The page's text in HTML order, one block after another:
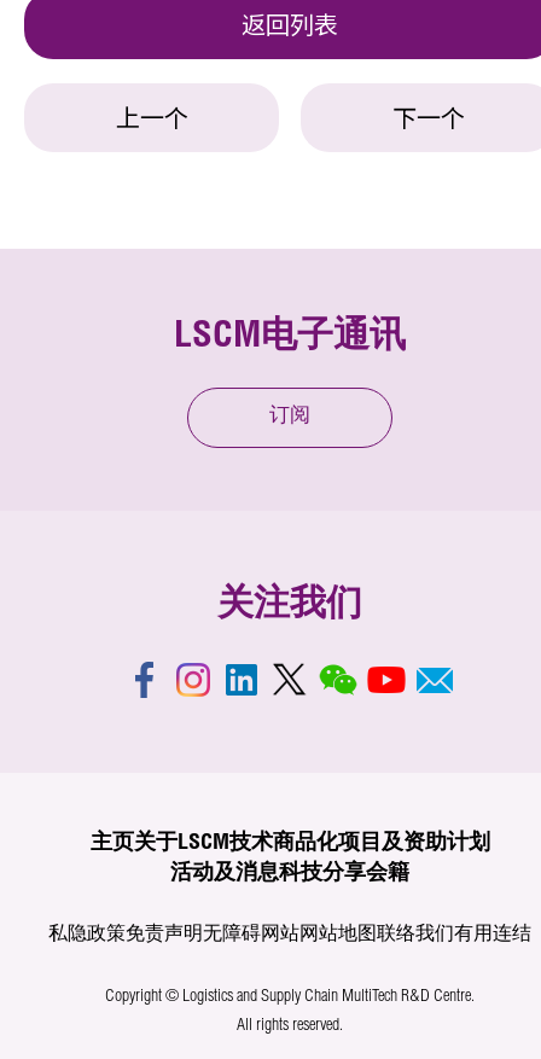
返回列表
上一个 下一个
LSCM电子通讯
订阅
关注我们
主页关于LSCM技术商品化项目及资助计划
活动及消息科技分享会籍
私隐政策免责声明无障碍网站网站地图联络我们有用连结
Copyright © Logistics and Supply Chain MultiTech R&D Centre.
All rights reserved.